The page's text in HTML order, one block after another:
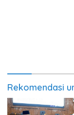
Rekomendasi